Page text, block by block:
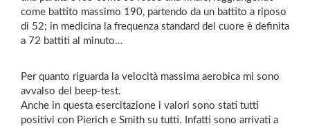
come battito massimo 190, partendo da un battito a riposo
di 52; in medicina la frequenza standard del cuore è definita
a 72 battiti al minuto…
Per quanto riguarda la velocità massima aerobica mi sono
avvalso del beep-test.
Anche in questa esercitazione i valori sono stati tutti
positivi con Pierich e Smith su tutti. Infatti sono arrivati a